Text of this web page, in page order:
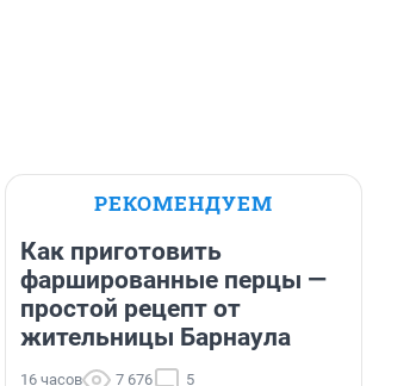
РЕКОМЕНДУЕМ
Как приготовить
фаршированные перцы —
простой рецепт от
жительницы Барнаула
16 часов 7 676 5